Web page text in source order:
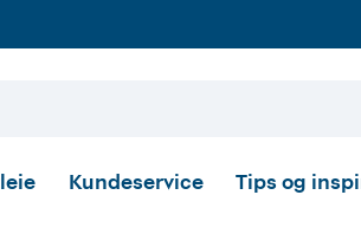
Kundeservice Tips og